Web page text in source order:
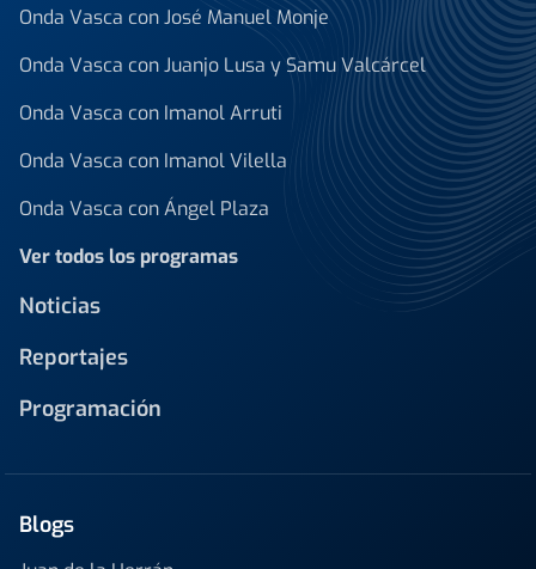
Onda Vasca con José Manuel Monje
Onda Vasca con Juanjo Lusa y Samu Valcárcel
Onda Vasca con Imanol Arruti
Onda Vasca con Imanol Vilella
Onda Vasca con Ángel Plaza
Ver todos los programas
Noticias
Reportajes
Programación
Blogs